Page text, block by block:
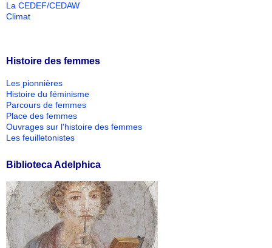
La CEDEF/CEDAW
Climat
Histoire des femmes
Les pionnières
Histoire du féminisme
Parcours de femmes
Place des femmes
Ouvrages sur l'histoire des femmes
Les feuilletonistes
Biblioteca Adelphica